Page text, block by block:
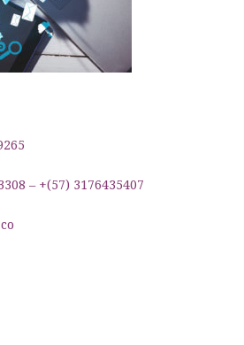
– +(57) 3176435407